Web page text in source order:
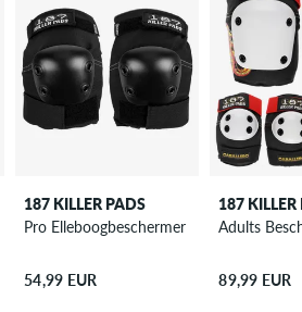
187 KILLER PADS
Pro Elleboogbeschermer
54,99 EUR
187 KILLER
Adults
89,99 EUR